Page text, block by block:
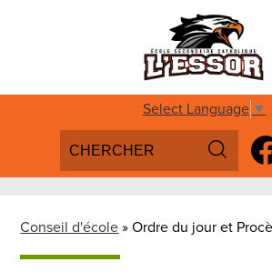
Skip
to
main
content
Conseil d'école
Services aux élèves
Programmes spécialisés
Futurs Aigles
Select Language ▼
Search
Conseil d'école » Ordre du jour et